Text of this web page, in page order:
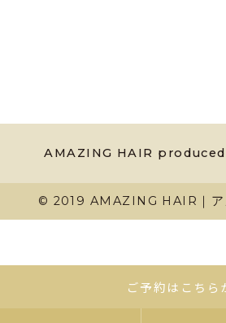
AMAZING HAIR
© 2019 AMAZING HAIR｜ア
ご予約はこちら